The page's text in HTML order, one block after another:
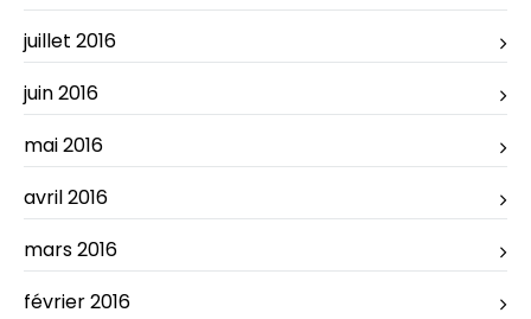
juillet 2016
juin 2016
mai 2016
avril 2016
mars 2016
février 2016